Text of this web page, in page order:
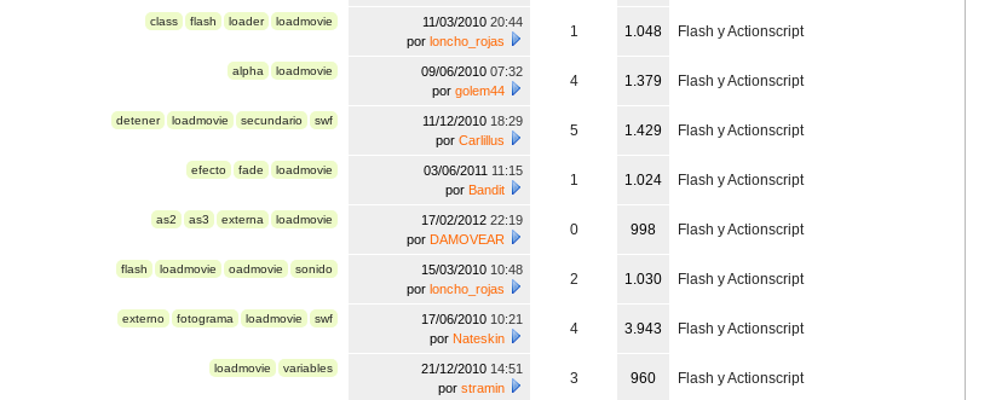
class flash loader loadmovie 11/03/2010 20:44
por loncho_rojas
1 1.048 Flash y Actionscript
alpha loadmovie 09/06/2010 07:32
por golem44
4 1.379 Flash y Actionscript
detener loadmovie secundario swf 11/12/2010 18:29
por Carlillus
5 1.429 Flash y Actionscript
efecto fade loadmovie 03/06/2011 11:15
por Bandit
1 1.024 Flash y Actionscript
as2 as3 externa loadmovie 17/02/2012 22:19
por DAMOVEAR
0 998 Flash y Actionscript
flash loadmovie oadmovie sonido 15/03/2010 10:48
por loncho_rojas
2 1.030 Flash y Actionscript
externo fotograma loadmovie swf 17/06/2010 10:21
por Nateskin
4 3.943 Flash y Actionscript
loadmovie variables 21/12/2010 14:51
por stramin
3 960 Flash y Actionscript